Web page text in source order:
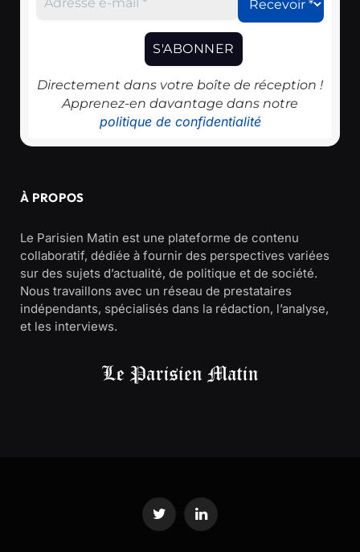
Directement dans votre boîte de réception !
Apprenez-en davantage dans notre
politique de confidentialité
À PROPOS
Le Parisien Matin est une plateforme de contenu
collaboratif, dédiée à fournir des perspectives variées
sur des sujets d’actualité, de politique et de société.
Nous travaillons avec un réseau de prestataires
indépendants, spécialisés dans la rédaction, l’analyse,
et les interviews.
Twitter LinkedIn